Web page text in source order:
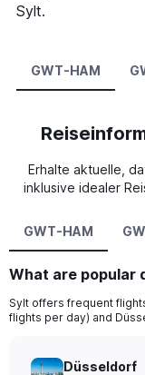
Sylt.
GWT-HAM
Erhalte aktuelle,
inklusive idealer
GWT-HAM
What are popular
Sylt offers frequent
flights per day) and
Düsseldorf